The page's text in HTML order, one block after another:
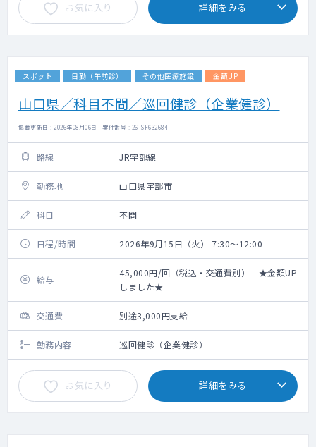
お気に入り 詳細をみる
スポット 日勤（午前診） その他医療施設 金額UP
山口県／科目不問／巡回健診（企業健診）
掲載更新日 : 2026年08月06日 案件番号 : 26-SF632684
路線 JR宇部線
勤務地 山口県宇部市
科目 不問
日程/時間 2026年9月15日（火） 7:30～12:00
給与
45,000円/回（税込・交通費別） ★金額UP
しました★
交通費 別途3,000円支給
勤務内容 巡回健診（企業健診）
お気に入り 詳細をみる